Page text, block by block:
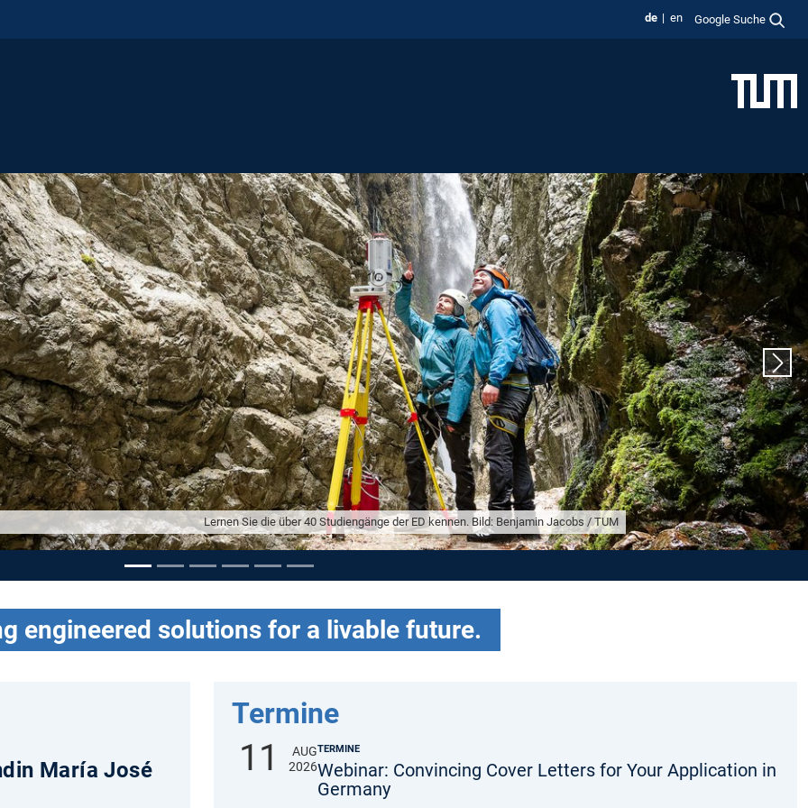
de en Google Suche
Interessiert an einem Studium an der TUM? Bild: Marc Müller / TUM
engineered solutions for a livable future.
María José
Termine
11
AUG
2026
TERMINE
Webinar: Convincing Cover Letters for Your Application in
Germany